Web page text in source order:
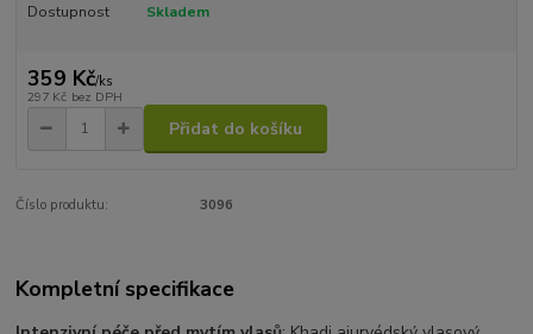
Dostupnost Skladem
359 Kč/ks
297 Kč bez DPH
Přidat do košíku
Číslo produktu: 3096
Kompletní specifikace